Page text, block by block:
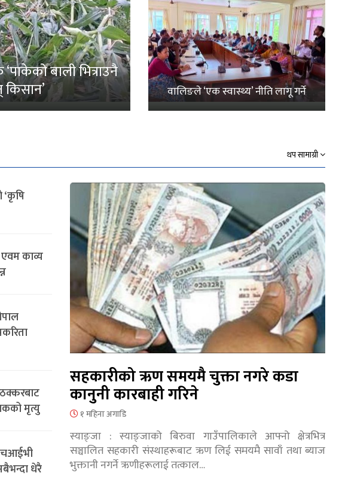
बाली भित्राउनै
वालिङले ‘एक स्वास्थ्य’ नीति लागू गर्ने
थप सामाग्री
एवम काव्य
मृत्यु
धेरै
सहकारीको ऋण समयमै चुक्ता नगरे कडा
कानुनी कारबाही गरिने
१ महिना अगाडि
स्याङ्जा : स्याङ्जाको बिरुवा गाउँपालिकाले आफ्नो क्षेत्रभित्र
सञ्चालित सहकारी संस्थाहरूबाट ऋण लिई समयमै सावाँ तथा ब्याज
भुक्तानी नगर्ने ऋणीहरूलाई तत्काल…